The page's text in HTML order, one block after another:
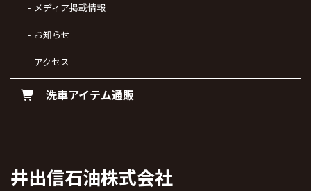
メディア掲載情報
お知らせ
アクセス
洗車アイテム通販
井出信石油株式会社